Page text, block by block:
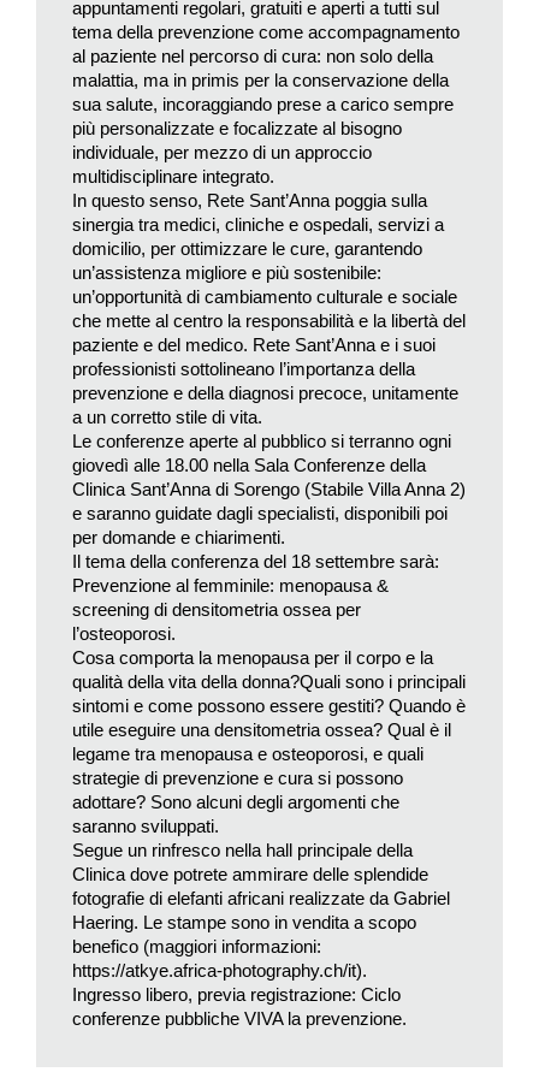
uscire del tutto dal mondo del lavoro.
Il dottor Giovanni De Luca, specialista in ginecologia e
ostetricia alla Clinica Sant’Anna di Sorengo, ci ha guidato tra
miti da sfatare, strategie preventive e possibilità terapeutiche
che permettono di affrontare menopausa e post-menopausa in
modo positivo e personalizzato. Una fase che inizia ben prima
della scomparsa del ciclo e che può trasformarsi in una vera
occasione di rinascita. Lo specialista fa appello alle domande
più frequenti delle sue pazienti, fra cui: «“Sono in pre o post
menopausa?”. Spiego loro che la menopausa non è un giorno
preciso, bensì un processo: è il momento in cui tipicamente
finisce il ciclo mestruale e, quindi, si conclude la fase fertile
della vita di una donna. Ma non possiamo aspettarci un evento
puntiforme da identificare per darne una definizione “didattica”,
perché per parlare di menopausa dobbiamo aspettare che sia
finito il ciclo mestruale da almeno un anno». Non è un
cambiamento on/off dall’oggi al domani: «La produzione di
ormoni come progesterone, estrogeni e anche testosterone
diminuisce in modo graduale. Un calo che avviene nel tempo,
ed è proprio questo processo di progressivo esaurimento
ormonale che definisce la perimenopausa». E pure il termine
premenopausa non si riferisce a un breve periodo a ridosso di
questo naturale processo nel corpo della donna: «La
premenopausa, in senso ampio, comprende tutto il periodo
che va dalla nascita fino all’inizio della transizione
menopausale. Infatti, già dalla pubertà il ciclo mestruale non è
regolare: nelle adolescenti può essere abbondante, ravvicinato
o molto lungo. Poi segue la fase fertile, tra i 20 e i 40 anni circa,
ma anche lì il corpo si adatta continuamente, influenzato da
gravidanze, allattamento e stile di vita».
La perimenopausa si contestualizza in quel periodo di
«cambiamento naturale» nella vita di una donna che va circa
dai quarant’anni in poi quando, spiega il ginecologo, molte
donne iniziano a sperimentare i sintomi legati alle variazioni
appuntamenti regolari, gratuiti e aperti a tutti sul
tema della prevenzione come accompagnamento
al paziente nel percorso di cura: non solo della
malattia, ma in primis per la conservazione della
sua salute, incoraggiando prese a carico sempre
più personalizzate e focalizzate al bisogno
individuale, per mezzo di un approccio
multidisciplinare integrato.
In questo senso, Rete Sant’Anna poggia sulla
sinergia tra medici, cliniche e ospedali, servizi a
domicilio, per ottimizzare le cure, garantendo
un’assistenza migliore e più sostenibile:
un’opportunità di cambiamento culturale e sociale
che mette al centro la responsabilità e la libertà del
paziente e del medico. Rete Sant’Anna e i suoi
professionisti sottolineano l’importanza della
prevenzione e della diagnosi precoce, unitamente
a un corretto stile di vita.
Le conferenze aperte al pubblico si terranno ogni
giovedì alle 18.00 nella Sala Conferenze della
Clinica Sant’Anna di Sorengo (Stabile Villa Anna 2)
e saranno guidate dagli specialisti, disponibili poi
per domande e chiarimenti.
Il tema della conferenza del 18 settembre sarà:
Prevenzione al femminile: menopausa &
screening di densitometria ossea per
l’osteoporosi.
Cosa comporta la menopausa per il corpo e la
qualità della vita della donna?Quali sono i principali
sintomi e come possono essere gestiti? Quando è
utile eseguire una densitometria ossea? Qual è il
legame tra menopausa e osteoporosi, e quali
strategie di prevenzione e cura si possono
adottare? Sono alcuni degli argomenti che
saranno sviluppati.
Segue un rinfresco nella hall principale della
Clinica dove potrete ammirare delle splendide
fotografie di elefanti africani realizzate da Gabriel
Haering. Le stampe sono in vendita a scopo
benefico (maggiori informazioni:
https://atkye.africa-photography.ch/it).
Ingresso libero, previa registrazione: Ciclo
conferenze pubbliche VIVA la prevenzione.